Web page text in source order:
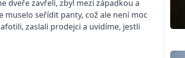
dveře zavřeli, zbyl mezi západkou a
muselo seřídit panty, což ale není moc
zaslali prodejci a uvidíme, jestli